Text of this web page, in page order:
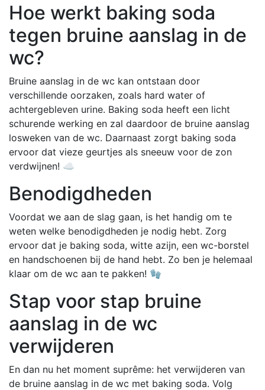
Hoe werkt baking soda
tegen bruine aanslag in de
wc?
Bruine aanslag in de wc kan ontstaan door
verschillende oorzaken, zoals hard water of
achtergebleven urine. Baking soda heeft een licht
schurende werking en zal daardoor de bruine aanslag
losweken van de wc. Daarnaast zorgt baking soda
ervoor dat vieze geurtjes als sneeuw voor de zon
verdwijnen! ☁️
Benodigdheden
Voordat we aan de slag gaan, is het handig om te
weten welke benodigdheden je nodig hebt. Zorg
ervoor dat je baking soda, witte azijn, een wc-borstel
en handschoenen bij de hand hebt. Zo ben je helemaal
klaar om de wc aan te pakken! 🧤
Stap voor stap bruine
aanslag in de wc
verwijderen
En dan nu het moment suprême: het verwijderen van
de bruine aanslag in de wc met baking soda. Volg